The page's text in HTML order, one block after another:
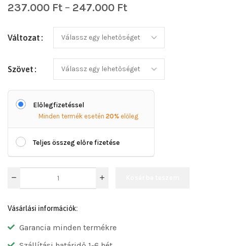
237.000 Ft – 247.000 Ft
Változat
Szövet
Előlegfizetéssel
Minden termék esetén 20% előleg
Teljes összeg előre fizetése
Vásárlási információk:
Garancia minden termékre